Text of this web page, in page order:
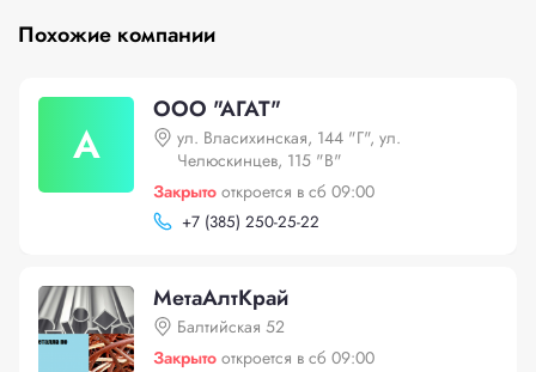
Похожие компании
А
ООО "АГАТ"
ул. Власихинская, 144 "Г", ул.
Челюскинцев, 115 "В"
Закрыто откроется в сб 09:00
+7 (385) 250-25-22
МетаАлтКрай
Балтийская 52
Закрыто откроется в сб 09:00